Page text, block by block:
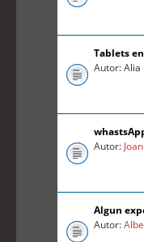
Tablets
Autor: Alia
Autor:
Algun
Autor: